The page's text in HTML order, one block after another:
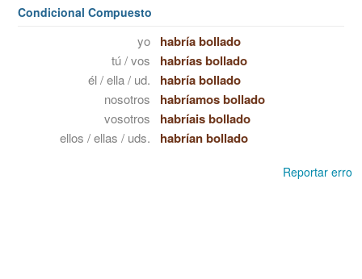
Condicional Compuesto
yo habría bollado
tú / vos habrías bollado
él / ella / ud. habría bollado
nosotros habríamos bollado
vosotros habríais bollado
ellos / ellas / uds. habrían bollado
Reportar erro